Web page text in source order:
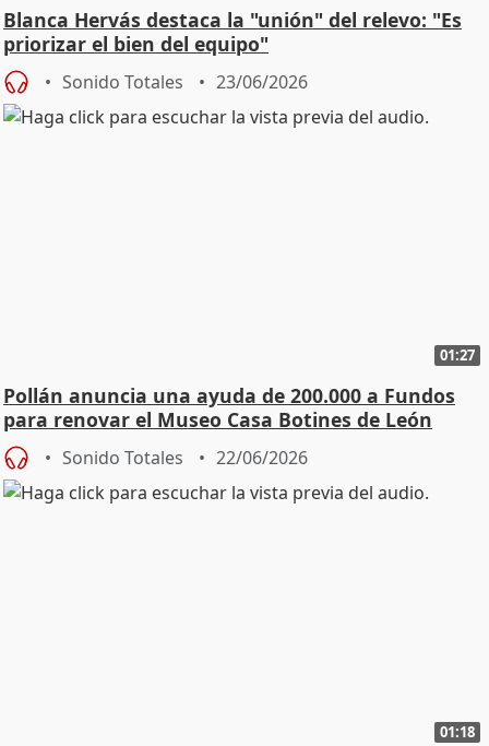
Blanca Hervás destaca la "unión" del relevo: "Es
priorizar el bien del equipo"
Sonido Totales 23/06/2026
01:27
Pollán anuncia una ayuda de 200.000 a Fundos
para renovar el Museo Casa Botines de León
Sonido Totales 22/06/2026
01:18